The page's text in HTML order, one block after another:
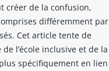
créer de la confusion,
différemment par
Cet article tente de
l’école inclusive et de la
spécifiquement en lien